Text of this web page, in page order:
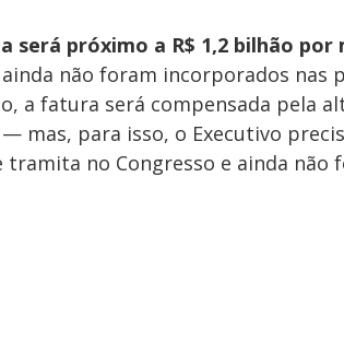
será próximo a R$ 1,2 bilhão por
não foram incorporados nas
a fatura será compensada pela
mas, para isso, o Executivo
no Congresso e ainda não